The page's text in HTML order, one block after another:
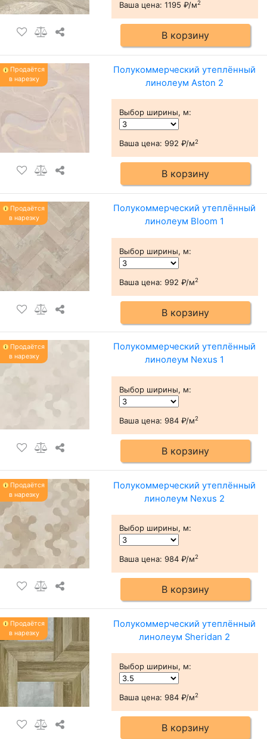
Ваша цена: 1195 ₽/м2
В корзину
Продаётся
в нарезку
Полукоммерческий утеплённый
линолеум Aston 2
Выбор ширины, м:
Ваша цена: 992 ₽/м2
В корзину
Продаётся
в нарезку
Полукоммерческий утеплённый
линолеум Bloom 1
Выбор ширины, м:
Ваша цена: 992 ₽/м2
В корзину
Продаётся
в нарезку
Полукоммерческий утеплённый
линолеум Nexus 1
Выбор ширины, м:
Ваша цена: 984 ₽/м2
В корзину
Продаётся
в нарезку
Полукоммерческий утеплённый
линолеум Nexus 2
Выбор ширины, м:
Ваша цена: 984 ₽/м2
В корзину
Продаётся
в нарезку
Полукоммерческий утеплённый
линолеум Sheridan 2
Выбор ширины, м:
Ваша цена: 984 ₽/м2
В корзину